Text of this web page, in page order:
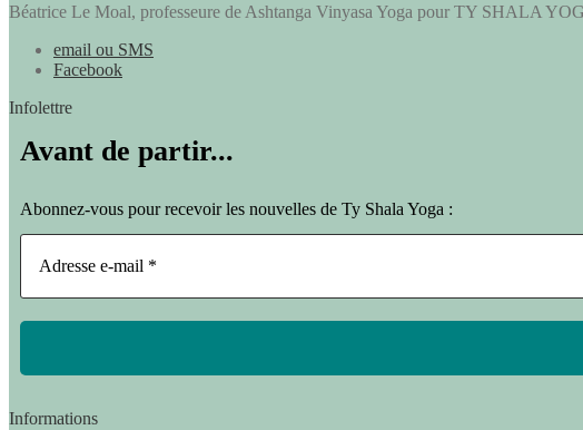
Béa­trice Le Moal, pro­fes­seure de Ash­tan­ga Vinya­sa Yoga pour TY SHALA
email ou SMS
Facebook
Infolettre
Avant de partir...
Abonnez-vous pour recevoir les nouvelles de Ty Shala Yoga :
Informations